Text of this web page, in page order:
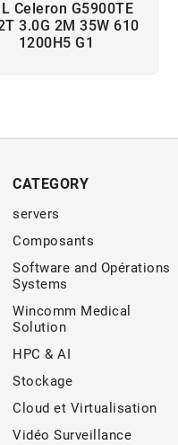
Celeron G5900TE
3.0G 2M 35W 610
1200H5 G1
CATEGORY
servers
Composants
Software and Opérations
Systems
Wincomm Medical
Solution
HPC & AI
Stockage
Cloud et Virtualisation
Vidéo Surveillance